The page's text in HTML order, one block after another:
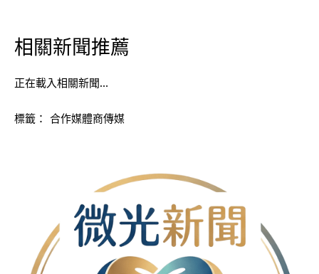
相關新聞推薦
正在載入相關新聞…
標籤： 合作媒體商傳媒